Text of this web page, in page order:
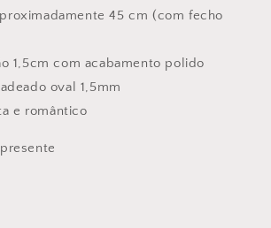
45 cm (com fecho
1,5cm com acabamento polido
oval 1,5mm
e romântico